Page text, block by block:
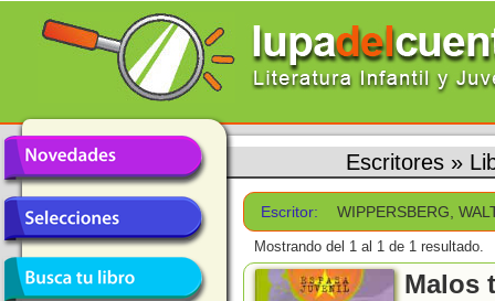
Escritores »
Escritor: WIPPERSBERG,
Mostrando del 1 al 1 de 1 resultado.
Malos